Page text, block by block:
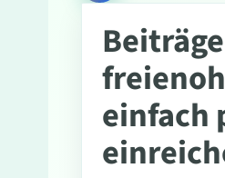
einfach